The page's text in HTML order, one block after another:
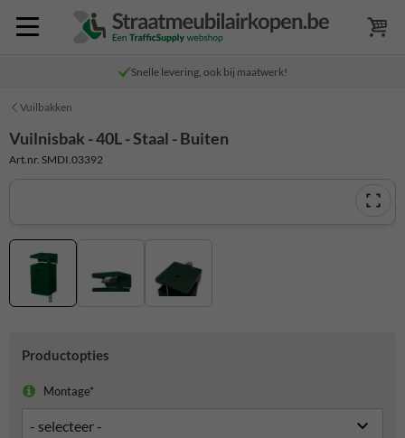
Snelle levering, ook bij maatwerk!
Vuilbakken
Vuilnisbak - 40L - Staal - Buiten
Art.nr. SMDI.03392
Productopties
Montage*